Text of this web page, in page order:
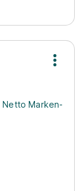
Netto Marken-